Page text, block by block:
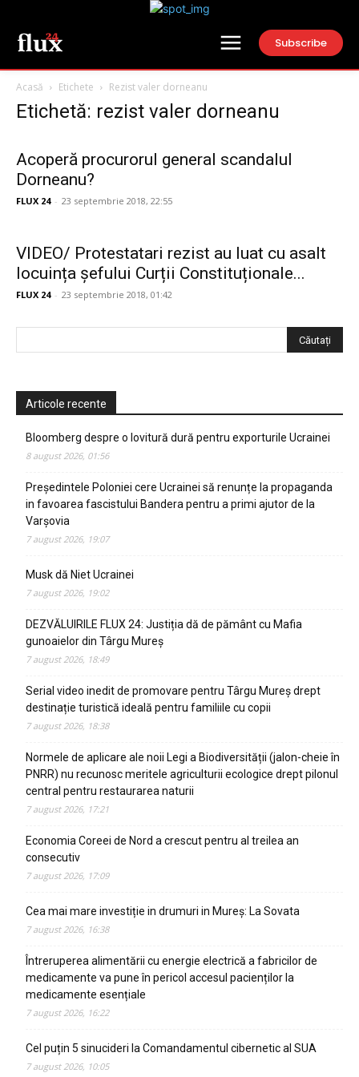
Subscribe
Acasă Etichete Rezist valer dorneanu
Etichetă: rezist valer dorneanu
Acoperă procurorul general scandalul
Dorneanu?
FLUX 24 - 23 septembrie 2018, 22:55
VIDEO/ Protestatari rezist au luat cu asalt
locuința șefului Curții Constituționale...
FLUX 24 - 23 septembrie 2018, 01:42
Articole recente
Bloomberg despre o lovitură dură pentru exporturile Ucrainei
8 august 2026, 01:56
Președintele Poloniei cere Ucrainei să renunțe la propaganda
in favoarea fascistului Bandera pentru a primi ajutor de la
Varșovia
7 august 2026, 19:07
Musk dă Niet Ucrainei
7 august 2026, 19:02
DEZVĂLUIRILE FLUX 24: Justiția dă de pământ cu Mafia
gunoaielor din Târgu Mureș
7 august 2026, 18:49
Serial video inedit de promovare pentru Târgu Mureș drept
destinație turistică ideală pentru familiile cu copii
7 august 2026, 18:38
Normele de aplicare ale noii Legi a Biodiversității (jalon-cheie în
PNRR) nu recunosc meritele agriculturii ecologice drept pilonul
central pentru restaurarea naturii
7 august 2026, 17:21
Economia Coreei de Nord a crescut pentru al treilea an
consecutiv
7 august 2026, 17:09
Cea mai mare investiție in drumuri in Mureș: La Sovata
7 august 2026, 16:38
Întreruperea alimentării cu energie electrică a fabricilor de
medicamente va pune în pericol accesul pacienților la
medicamente esențiale
7 august 2026, 16:22
Cel puțin 5 sinucideri la Comandamentul cibernetic al SUA
7 august 2026, 10:05